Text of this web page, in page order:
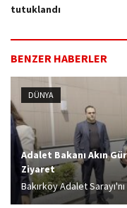
tutuklandı
BENZER HABERLER
DÜNYA
Adalet Bakanı Akın
Ziyaret
Bakırköy Adalet
Bakırköy Cumhuriyet